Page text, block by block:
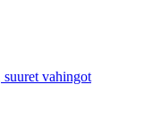
vahingot